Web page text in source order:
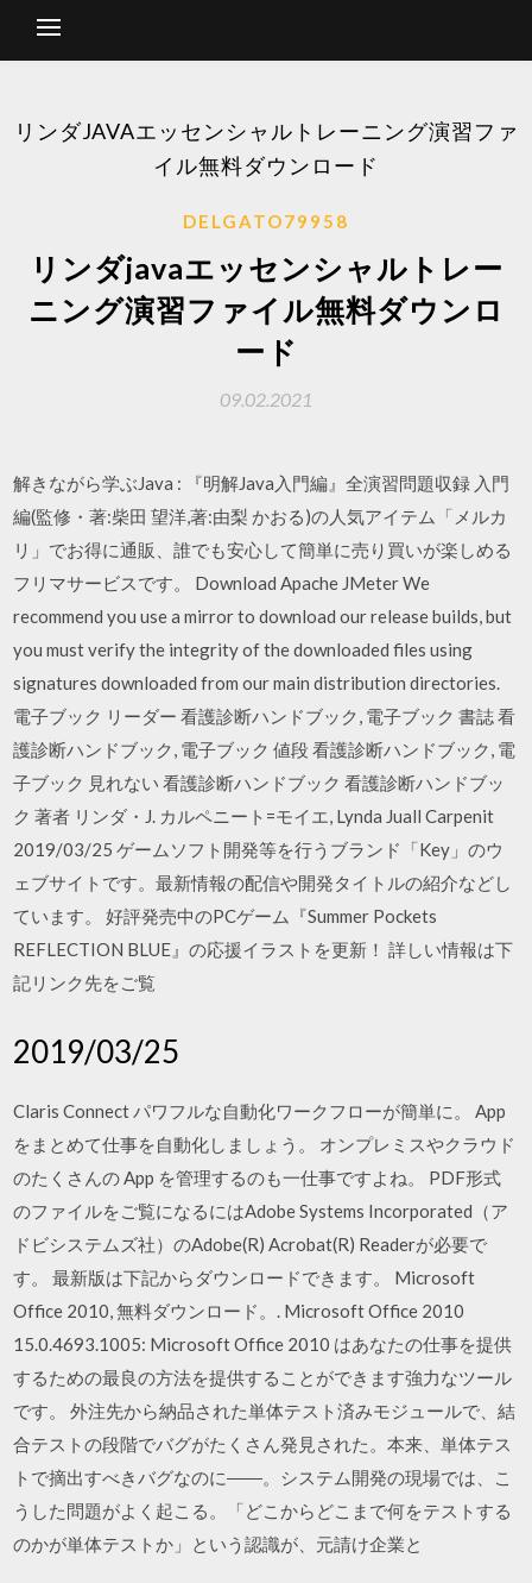
リンダJAVAエッセンシャルトレーニング演習ファ
イル無料ダウンロード
DELGATO79958
リンダjavaエッセンシャルトレー
ニング演習ファイル無料ダウンロ
ード
09.02.2021
解きながら学ぶJava : 『明解Java入門編』全演習問題収録 入門
編(監修・著:柴田 望洋,著:由梨 かおる)の人気アイテム「メルカ
リ」でお得に通販、誰でも安心して簡単に売り買いが楽しめる
フリマサービスです。 Download Apache JMeter We
recommend you use a mirror to download our release builds, but
you must verify the integrity of the downloaded files using
signatures downloaded from our main distribution directories.
電子ブック リーダー 看護診断ハンドブック, 電子ブック 書誌 看
護診断ハンドブック, 電子ブック 値段 看護診断ハンドブック, 電
子ブック 見れない 看護診断ハンドブック 看護診断ハンドブッ
ク 著者 リンダ・J. カルペニート=モイエ, Lynda Juall Carpenit
2019/03/25 ゲームソフト開発等を行うブランド「Key」のウ
ェブサイトです。最新情報の配信や開発タイトルの紹介などし
ています。 好評発売中のPCゲーム『Summer Pockets
REFLECTION BLUE』の応援イラストを更新！ 詳しい情報は下
記リンク先をご覧
2019/03/25
Claris Connect パワフルな自動化ワークフローが簡単に。 App
をまとめて仕事を自動化しましょう。 オンプレミスやクラウド
のたくさんの App を管理するのも一仕事ですよね。 PDF形式
のファイルをご覧になるにはAdobe Systems Incorporated（ア
ドビシステムズ社）のAdobe(R) Acrobat(R) Readerが必要で
す。 最新版は下記からダウンロードできます。 Microsoft
Office 2010, 無料ダウンロード。. Microsoft Office 2010
15.0.4693.1005: Microsoft Office 2010 はあなたの仕事を提供
するための最良の方法を提供することができます強力なツール
です。 外注先から納品された単体テスト済みモジュールで、結
合テストの段階でバグがたくさん発見された。本来、単体テス
トで摘出すべきバグなのに――。システム開発の現場では、こ
うした問題がよく起こる。「どこからどこまで何をテストする
のかが単体テストか」という認識が、元請け企業と